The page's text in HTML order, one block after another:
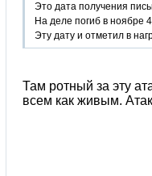
Это дата получения
На деле погиб в ноябре
Эту дату и отметил в
Там ротный за эту
всем как живым.